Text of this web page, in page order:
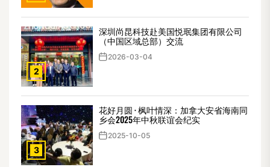
2
深圳尚昆科技赴美国悦珉集团有限公司
（中国区域总部）交流
2026-03-04
3
花好月圆 · 枫叶情深：加拿大安省海南同
乡会2025年中秋联谊会纪实
2025-10-05